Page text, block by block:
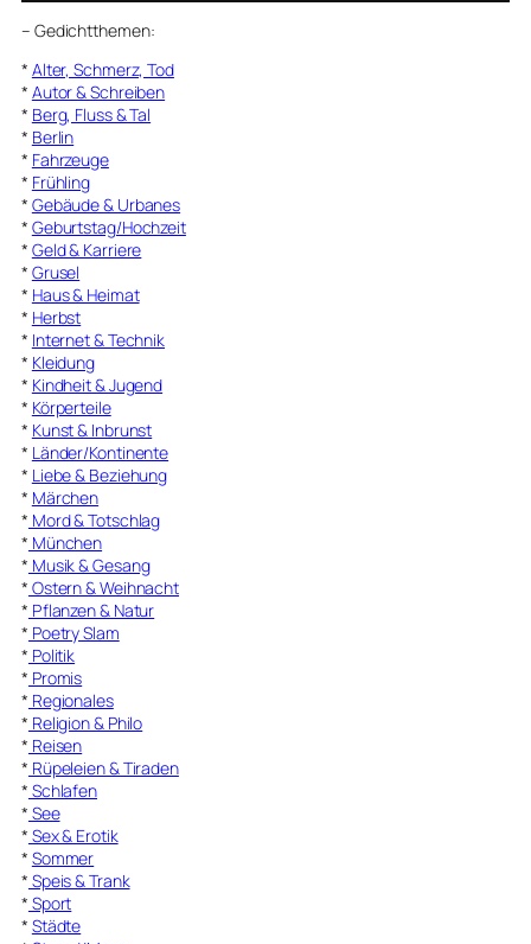
– Gedichtthemen:
* Alter, Schmerz, Tod
* Autor & Schreiben
* Berg, Fluss & Tal
* Berlin
* Fahrzeuge
* Frühling
* Gebäude & Urbanes
* Geburtstag/Hochzeit
* Geld & Karriere
* Grusel
* Haus & Heimat
* Herbst
* Internet & Technik
* Kleidung
* Kindheit & Jugend
* Körperteile
* Kunst & Inbrunst
* Länder/Kontinente
* Liebe & Beziehung
* Märchen
* Mord & Totschlag
* München
* Musik & Gesang
* Ostern & Weihnacht
* Pflanzen & Natur
* Poetry Slam
* Politik
* Promis
* Regionales
* Religion & Philo
* Reisen
* Rüpeleien & Tiraden
* Schlafen
* See
* Sex & Erotik
* Sommer
* Speis & Trank
* Sport
* Städte